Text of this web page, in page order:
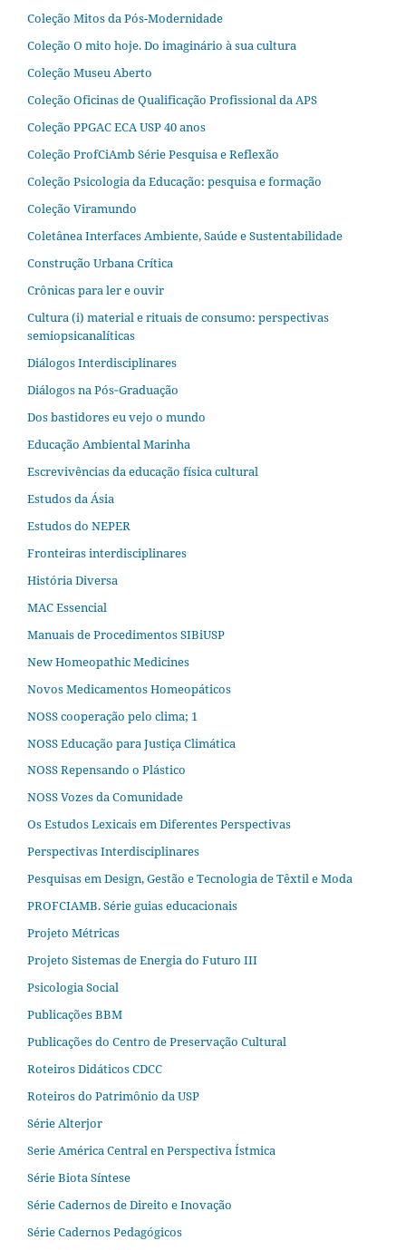
Coleção Mitos da Pós-Modernidade
Coleção O mito hoje. Do imaginário à sua cultura
Coleção Museu Aberto
Coleção Oficinas de Qualificação Profissional da APS
Coleção PPGAC ECA USP 40 anos
Coleção ProfCiAmb Série Pesquisa e Reflexão
Coleção Psicologia da Educação: pesquisa e formação
Coleção Viramundo
Coletânea Interfaces Ambiente, Saúde e Sustentabilidade
Construção Urbana Crítica
Crônicas para ler e ouvir
Cultura (i) material e rituais de consumo: perspectivas
semiopsicanalíticas
Diálogos Interdisciplinares
Diálogos na Pós‐Graduação
Dos bastidores eu vejo o mundo
Educação Ambiental Marinha
Escrevivências da educação física cultural
Estudos da Ásia​
Estudos do NEPER
Fronteiras interdisciplinares
História Diversa
MAC Essencial
Manuais de Procedimentos SIBiUSP
New Homeopathic Medicines
Novos Medicamentos Homeopáticos
NOSS cooperação pelo clima; 1
NOSS Educação para Justiça Climática
NOSS Repensando o Plástico
NOSS Vozes da Comunidade
Os Estudos Lexicais em Diferentes Perspectivas
Perspectivas Interdisciplinares
Pesquisas em Design, Gestão e Tecnologia de Têxtil e Moda
PROFCIAMB. Série guias educacionais
Projeto Métricas
Projeto Sistemas de Energia do Futuro III
Psicologia Social
Publicações BBM
Publicações do Centro de Preservação Cultural
Roteiros Didáticos CDCC
Roteiros do Patrimônio da USP
Série Alterjor
Serie América Central en Perspectiva Ístmica
Série Biota Síntese
Série Cadernos de Direito e Inovação
Série Cadernos Pedagógicos